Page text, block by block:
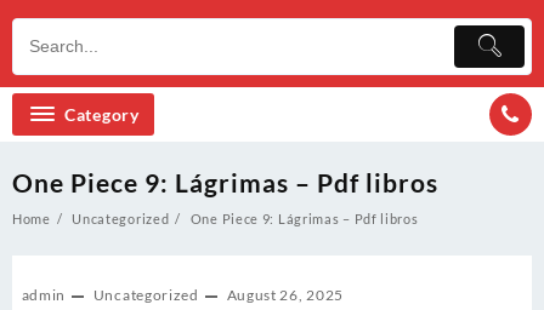
Category
One Piece 9: Lágrimas – Pdf libros
Home Uncategorized One Piece 9: Lágrimas – Pdf libros
admin Uncategorized August 26, 2025